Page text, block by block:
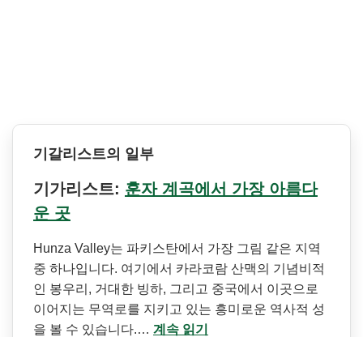
기갈리스트의 일부
기가리스트: 훈자 계곡에서 가장 아름다
운 곳
Hunza Valley는 파키스탄에서 가장 그림 같은 지역
중 하나입니다. 여기에서 카라코람 산맥의 기념비적
인 봉우리, 거대한 빙하, 그리고 중국에서 이곳으로
이어지는 무역로를 지키고 있는 흥미로운 역사적 성
을 볼 수 있습니다.… 계속 읽기